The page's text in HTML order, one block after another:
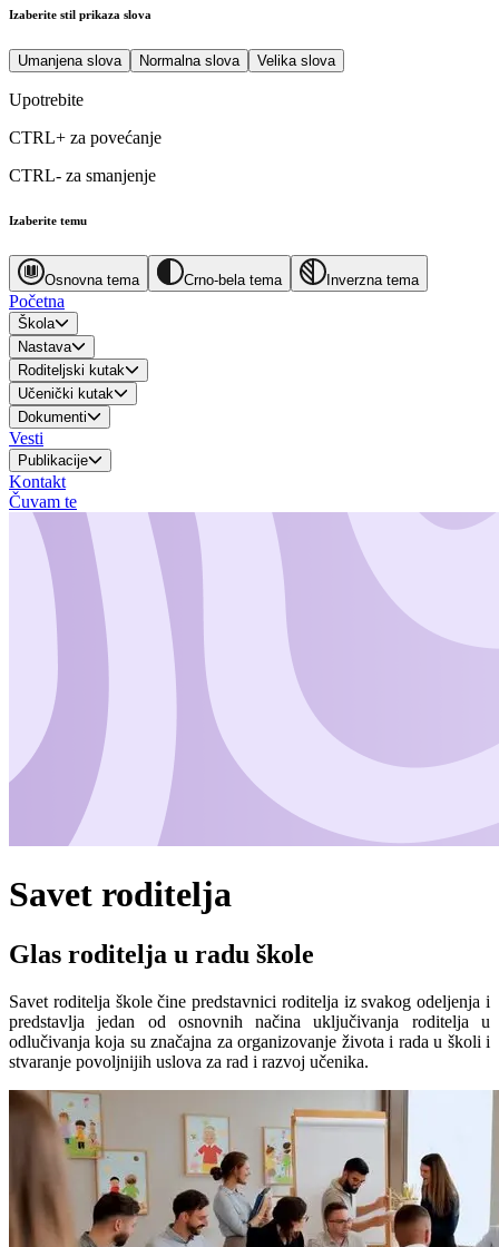
Izaberite stil prikaza slova
Umanjena slova Normalna slova Velika slova
Upotrebite
CTRL+ za povećanje
CTRL- za smanjenje
Izaberite temu
Osnovna tema Crno-bela tema Inverzna tema
Početna
Škola
Nastava
Roditeljski kutak
Učenički kutak
Dokumenti
Vesti
Publikacije
Kontakt
Čuvam te
Savet roditelja
Glas roditelja u radu škole
Savet roditelja škole čine predstavnici roditelja iz svakog odeljenja i
predstavlja jedan od osnovnih načina uključivanja roditelja u
odlučivanja koja su značajna za organizovanje života i rada u školi i
stvaranje povoljnijih uslova za rad i razvoj učenika.